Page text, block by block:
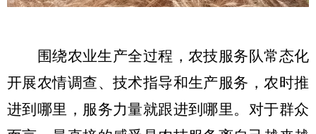
围绕农业生产全过程，农技服务队常态化
开展农情调查、技术指导和生产服务，农时推
进到哪里，服务力量就跟进到哪里。对于群众